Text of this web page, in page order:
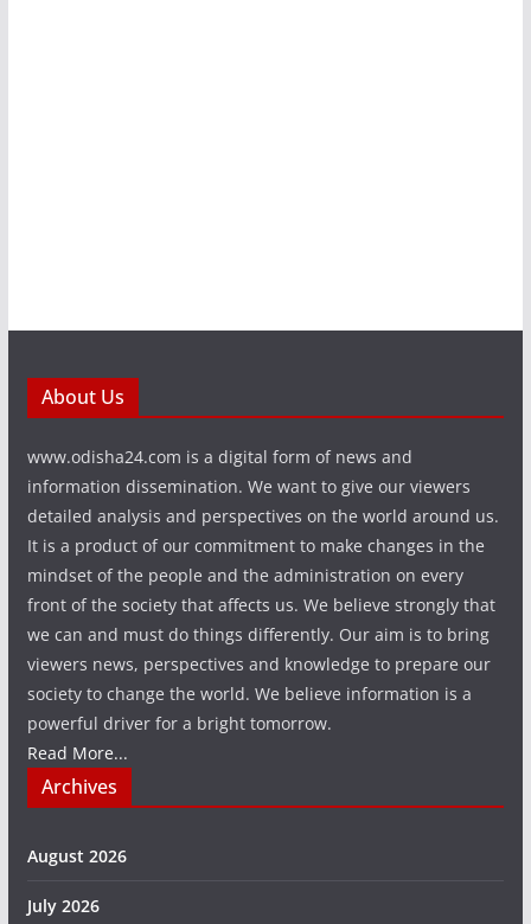
About Us
www.odisha24.com is a digital form of news and
information dissemination. We want to give our viewers
detailed analysis and perspectives on the world around us.
It is a product of our commitment to make changes in the
mindset of the people and the administration on every
front of the society that affects us. We believe strongly that
we can and must do things differently. Our aim is to bring
viewers news, perspectives and knowledge to prepare our
society to change the world. We believe information is a
powerful driver for a bright tomorrow.
Read More...
Archives
August 2026
July 2026